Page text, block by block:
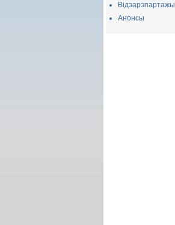
Відэарэпартажы
Анонсы